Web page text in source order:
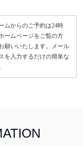
ムからのご予約は24時
ームページをご覧の方
願いいたします。メール
を入力するだけの簡単な